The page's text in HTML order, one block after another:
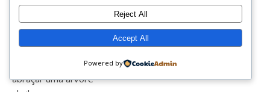
40+
41
5alive
abraçar uma árvore
Reject All
Accept All
Powered by